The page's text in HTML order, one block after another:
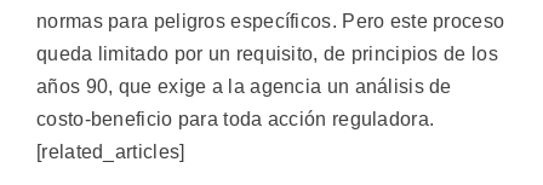
normas para peligros específicos. Pero este proceso
queda limitado por un requisito, de principios de los
años 90, que exige a la agencia un análisis de
costo-beneficio para toda acción reguladora.
[related_articles]